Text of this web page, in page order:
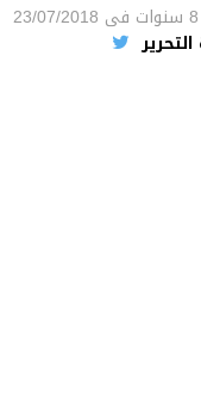
فى 23/07/2018